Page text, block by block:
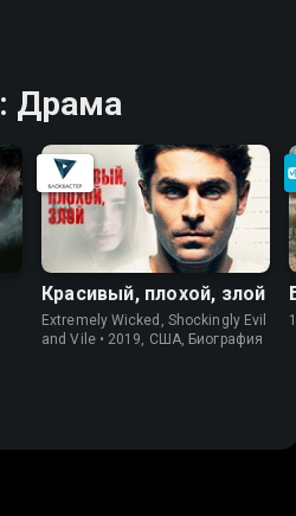
Драма
Красивый, плохой, злой
Extremely Wicked, Shockingly Evil
and Vile • 2019, США, Биография